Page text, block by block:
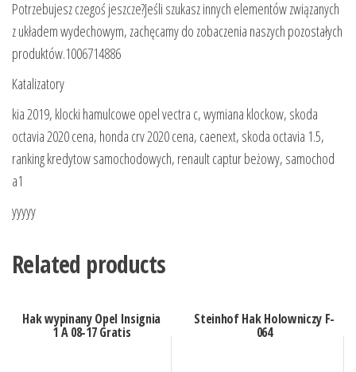
Potrzebujesz czegoś jeszcze?Jeśli szukasz innych elementów związanych
z układem wydechowym, zachęcamy do zobaczenia naszych pozostałych
produktów.1006714886
Katalizatory
kia 2019, klocki hamulcowe opel vectra c, wymiana klockow, skoda
octavia 2020 cena, honda crv 2020 cena, caenext, skoda octavia 1.5,
ranking kredytow samochodowych, renault captur beżowy, samochod
a1
yyyyy
Related products
Hak wypinany Opel Insignia
1 A 08-17 Gratis
Steinhof Hak Holowniczy F-
064